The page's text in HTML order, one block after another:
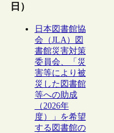
日）
日本図書館協
会（JLA）図
書館災害対策
委員会、「災
害等により被
災した図書館
等への助成
（2026年
度）」を希望
する図書館の